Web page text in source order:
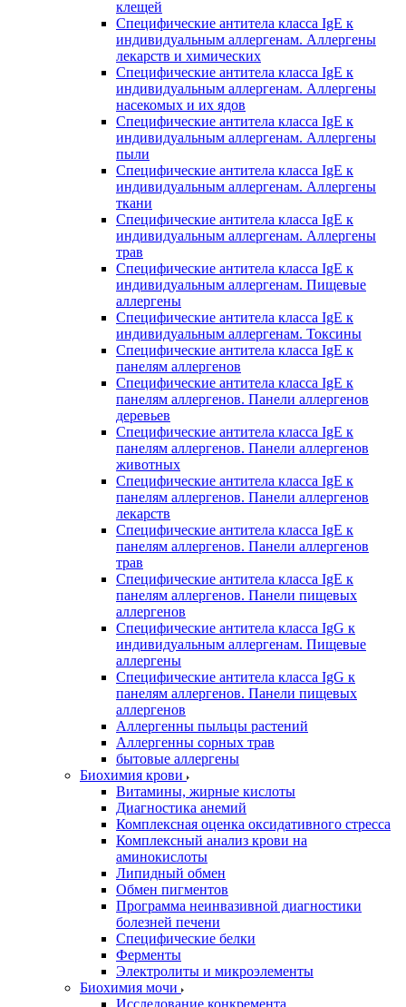
клещей
Специфические антитела класса IgE к
индивидуальным аллергенам. Аллергены
лекарств и химических
Специфические антитела класса IgE к
индивидуальным аллергенам. Аллергены
насекомых и их ядов
Специфические антитела класса IgE к
индивидуальным аллергенам. Аллергены
пыли
Специфические антитела класса IgE к
индивидуальным аллергенам. Аллергены
ткани
Специфические антитела класса IgE к
индивидуальным аллергенам. Аллергены
трав
Специфические антитела класса IgE к
индивидуальным аллергенам. Пищевые
аллергены
Специфические антитела класса IgE к
индивидуальным аллергенам. Токсины
Специфические антитела класса IgE к
панелям аллергенов
Специфические антитела класса IgE к
панелям аллергенов. Панели аллергенов
деревьев
Специфические антитела класса IgE к
панелям аллергенов. Панели аллергенов
животных
Специфические антитела класса IgE к
панелям аллергенов. Панели аллергенов
лекарств
Специфические антитела класса IgE к
панелям аллергенов. Панели аллергенов
трав
Специфические антитела класса IgE к
панелям аллергенов. Панели пищевых
аллергенов
Специфические антитела класса IgG к
индивидуальным аллергенам. Пищевые
аллергены
Специфические антитела класса IgG к
панелям аллергенов. Панели пищевых
аллергенов
Аллергенны пыльцы растений
Аллергенны сорных трав
бытовые аллергены
Биохимия крови
Витамины, жирные кислоты
Диагностика анемий
Комплексная оценка оксидативного стресса
Комплексный анализ крови на
аминокислоты
Липидный обмен
Обмен пигментов
Программа неинвазивной диагностики
болезней печени
Специфические белки
Ферменты
Электролиты и микроэлементы
Биохимия мочи
Исследование конкремента